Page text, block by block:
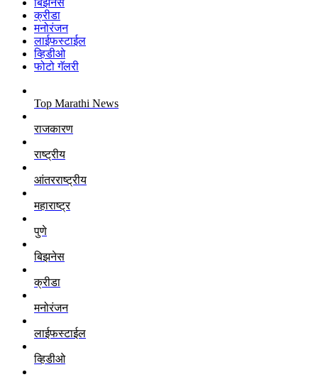
क्रीडा
मनोरंजन
लाईफस्टाईल
व्हिडीओ
फोटो गॅलरी
Top Marathi News
राजकारण
राष्ट्रीय
आंतरराष्ट्रीय
महाराष्ट्र
पुणे
बिझनेस
क्रीडा
मनोरंजन
लाईफस्टाईल
व्हिडीओ